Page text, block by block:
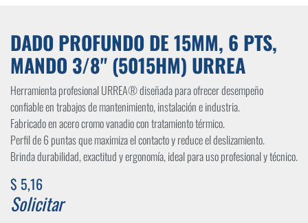
DADO PROFUNDO DE 15MM, 6 PTS,
MANDO 3/8" (5015HM) URREA
Herramienta profesional URREA® diseñada para ofrecer desempeño
confiable en trabajos de mantenimiento, instalación e industria.
Fabricado en acero cromo vanadio con tratamiento térmico.
Perfil de 6 puntas que maximiza el contacto y reduce el deslizamiento.
Brinda durabilidad, exactitud y ergonomía, ideal para uso profesional y técnico.
$ 5,16
Solicitar